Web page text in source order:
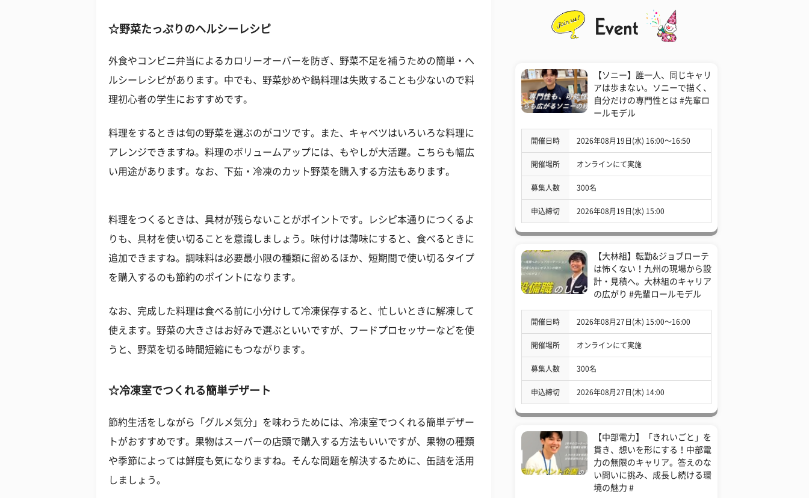
☆野菜たっぷりのヘルシーレシピ
外食やコンビニ弁当によるカロリーオーバーを防ぎ、野菜不足を補うための簡単・ヘ
ルシーレシピがあります。中でも、野菜炒めや鍋料理は失敗することも少ないので料
理初心者の学生におすすめです。
料理をするときは旬の野菜を選ぶのがコツです。また、キャベツはいろいろな料理に
アレンジできますね。料理のボリュームアップには、もやしが大活躍。こちらも幅広
い用途があります。なお、下茹・冷凍のカット野菜を購入する方法もあります。
料理をつくるときは、具材が残らないことがポイントです。レシピ本通りにつくるよ
りも、具材を使い切ることを意識しましょう。味付けは薄味にすると、食べるときに
追加できますね。調味料は必要最小限の種類に留めるほか、短期間で使い切るタイプ
を購入するのも節約のポイントになります。
なお、完成した料理は食べる前に小分けして冷凍保存すると、忙しいときに解凍して
使えます。野菜の大きさはお好みで選ぶといいですが、フードプロセッサーなどを使
うと、野菜を切る時間短縮にもつながります。
☆冷凍室でつくれる簡単デザート
節約生活をしながら「グルメ気分」を味わうためには、冷凍室でつくれる簡単デザー
トがおすすめです。果物はスーパーの店頭で購入する方法もいいですが、果物の種類
や季節によっては鮮度も気になりますね。そんな問題を解決するために、缶詰を活用
しましょう。
【ソニー】誰一人、同じキャリ
アは歩まない。ソニーで描く、
自分だけの専門性とは #先輩ロ
ールモデル
開催日時 2026年08月19日(水) 16:00〜16:50
開催場所 オンラインにて実施
募集人数 300名
申込締切 2026年08月19日(水) 15:00
【大林組】転勤&ジョブローテ
は怖くない！九州の現場から設
計・見積へ。大林組のキャリア
の広がり #先輩ロールモデル
開催日時 2026年08月27日(木) 15:00〜16:00
開催場所 オンラインにて実施
募集人数 300名
申込締切 2026年08月27日(木) 14:00
【中部電力】「きれいごと」を
貫き、想いを形にする！中部電
力の無限のキャリア。答えのな
い問いに挑み、成長し続ける環
境の魅力 #